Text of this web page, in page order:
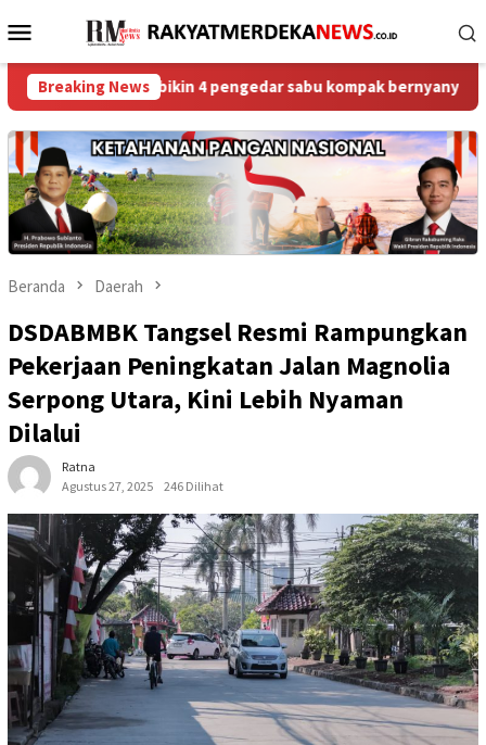
ke
Menu
Mobile
Breaking News
bikin 4 pengedar sabu kompak bernyanyi merdu seret nama
Beranda Daerah
DSDABMBK Tangsel Resmi Rampungkan
Pekerjaan Peningkatan Jalan Magnolia
Serpong Utara, Kini Lebih Nyaman
Dilalui
Ratna
Agustus 27, 2025
246 Dilihat